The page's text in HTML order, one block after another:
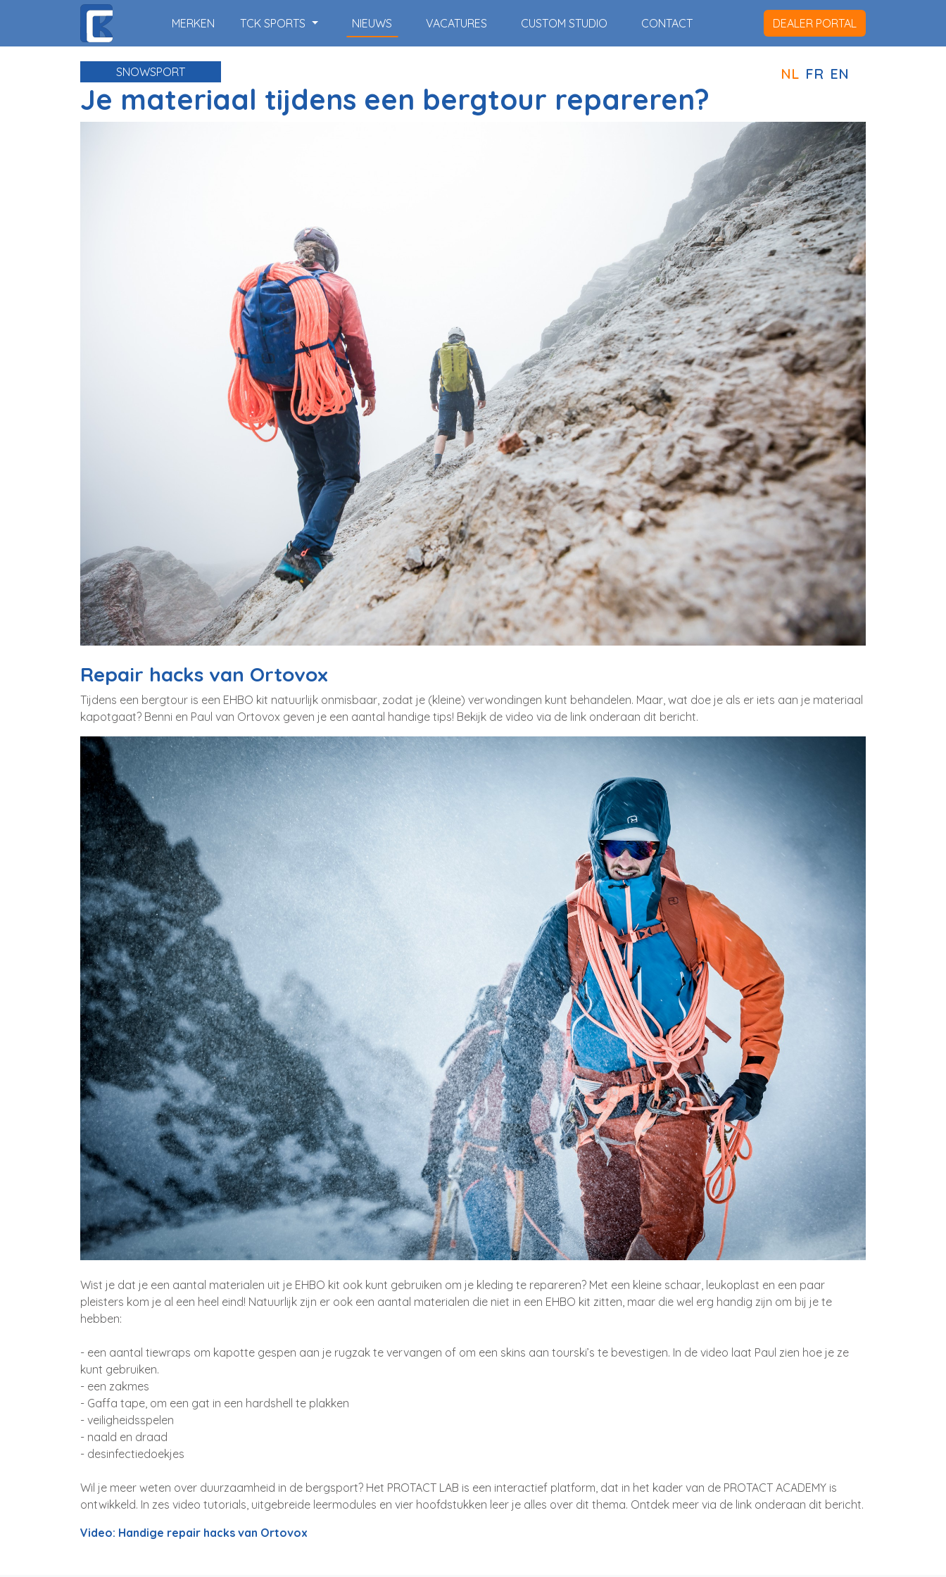
MERKEN TCK SPORTS NIEUWS VACATURES CUSTOM STUDIO CONTACT DEALER PORTAL
NL FR EN
SNOWSPORT
Je materiaal tijdens een bergtour repareren?
Repair hacks van Ortovox
Tijdens een bergtour is een EHBO kit natuurlijk onmisbaar, zodat je (kleine) verwondingen kunt behandelen. Maar, wat doe je als er iets aan je materiaal
kapotgaat? Benni en Paul van Ortovox geven je een aantal handige tips! Bekijk de video via de link onderaan dit bericht.
Wist je dat je een aantal materialen uit je EHBO kit ook kunt gebruiken om je kleding te repareren? Met een kleine schaar, leukoplast en een paar
pleisters kom je al een heel eind! Natuurlijk zijn er ook een aantal materialen die niet in een EHBO kit zitten, maar die wel erg handig zijn om bij je te
hebben:
- een aantal tiewraps om kapotte gespen aan je rugzak te vervangen of om een skins aan tourski’s te bevestigen. In de video laat Paul zien hoe je ze
kunt gebruiken.
- een zakmes
- Gaffa tape, om een gat in een hardshell te plakken
- veiligheidsspelen
- naald en draad
- desinfectiedoekjes
Wil je meer weten over duurzaamheid in de bergsport? Het PROTACT LAB is een interactief platform, dat in het kader van de PROTACT ACADEMY is
ontwikkeld. In zes video tutorials, uitgebreide leermodules en vier hoofdstukken leer je alles over dit thema. Ontdek meer via de link onderaan dit bericht.
Video: Handige repair hacks van Ortovox